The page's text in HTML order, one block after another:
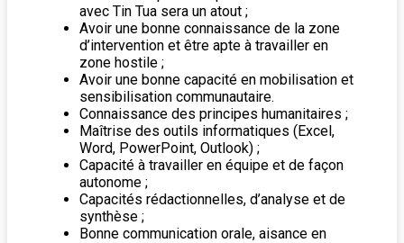
avec Tin Tua sera un atout ;
Avoir une bonne connaissance de la zone
d’intervention et être apte à travailler en
zone hostile ;
Avoir une bonne capacité en mobilisation et
sensibilisation communautaire.
Connaissance des principes humanitaires ;
Maîtrise des outils informatiques (Excel,
Word, PowerPoint, Outlook) ;
Capacité à travailler en équipe et de façon
autonome ;
Capacités rédactionnelles, d’analyse et de
synthèse ;
Bonne communication orale, aisance en